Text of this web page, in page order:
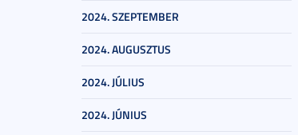
2024. SZEPTEMBER
2024. AUGUSZTUS
2024. JÚLIUS
2024. JÚNIUS